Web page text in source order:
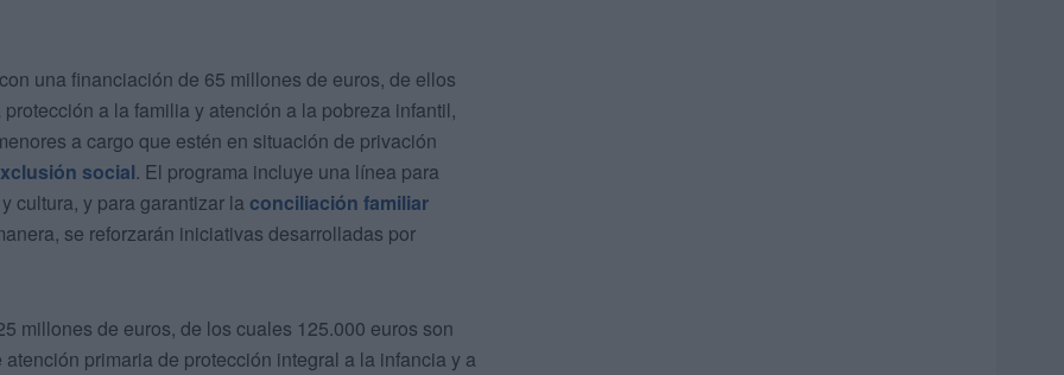
una financiación de 65 millones de euros, de ellos
a la familia y atención a la pobreza infantil,
a cargo que estén en situación de privación
social. El programa incluye una línea para
cultura, y para garantizar laconciliación familiar
se reforzarán iniciativas desarrolladas por
millones de euros, de los cuales 125.000 euros son
primaria de protección integral a la infancia y a